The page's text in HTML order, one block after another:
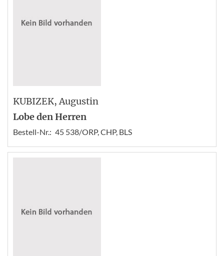
KUBIZEK, Augustin
Lobe den Herren
Bestell-Nr.: 45 538/ORP, CHP, BLS